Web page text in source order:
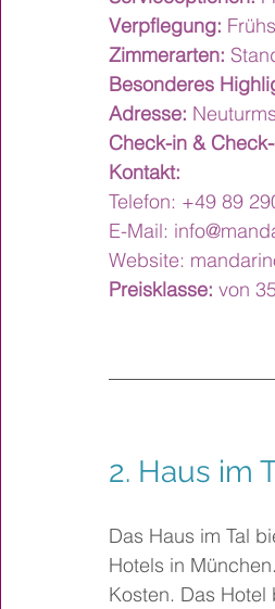
Verpflegung:
Zimmerarten:
Besonderes
Adresse:
Check-in &
Kontakt:
Telefon: +49 89
E-Mail:
Website:
Preisklasse: von
2. Haus im
Das Haus im Tal
Hotels in München.
Kosten. Das